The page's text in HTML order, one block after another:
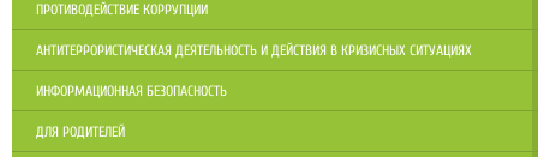
ПРОТИВОДЕЙСТВИЕ КОРРУПЦИИ
АНТИТЕРРОРИСТИЧЕСКАЯ ДЕЯТЕЛЬНОСТЬ И ДЕЙСТВИЯ В КРИЗИСНЫХ СИТУАЦИЯХ
ИНФОРМАЦИОННАЯ БЕЗОПАСНОСТЬ
ДЛЯ РОДИТЕЛЕЙ